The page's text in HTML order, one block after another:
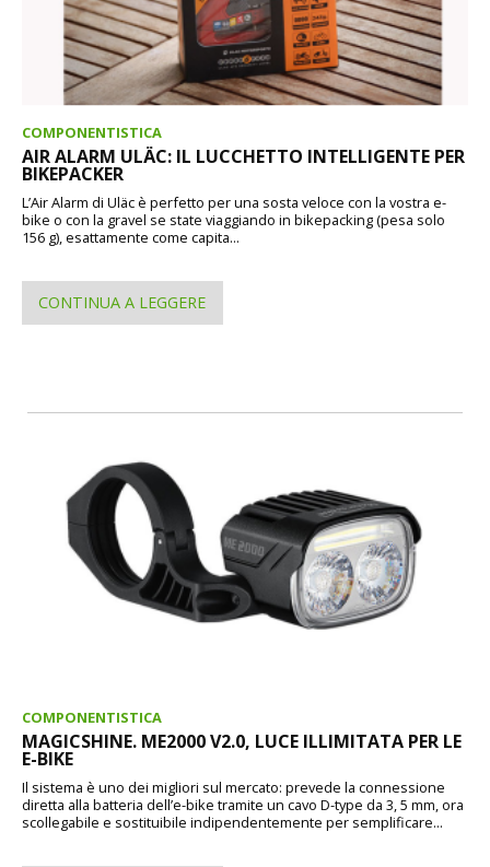
COMPONENTISTICA
AIR ALARM ULÄC: IL LUCCHETTO INTELLIGENTE PER
BIKEPACKER
L’Air Alarm di Uläc è perfetto per una sosta veloce con la vostra e-
bike o con la gravel se state viaggiando in bikepacking (pesa solo
156 g), esattamente come capita...
CONTINUA A LEGGERE
COMPONENTISTICA
MAGICSHINE. ME2000 V2.0, LUCE ILLIMITATA PER LE
E-BIKE
Il sistema è uno dei migliori sul mercato: prevede la connessione
diretta alla batteria dell’e-bike tramite un cavo D-type da 3, 5 mm, ora
scollegabile e sostituibile indipendentemente per semplificare...